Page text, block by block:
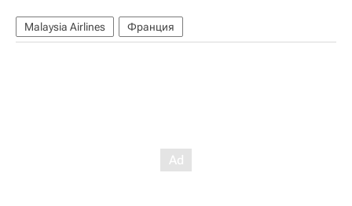
Malaysia Airlines Франция